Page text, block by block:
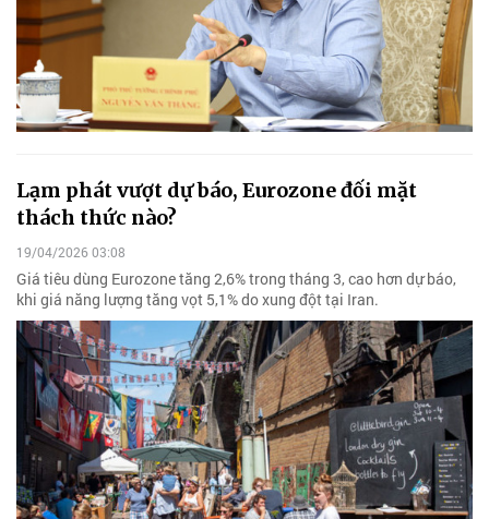
Lạm phát vượt dự báo, Eurozone đối mặt
thách thức nào?
19/04/2026 03:08
Giá tiêu dùng Eurozone tăng 2,6% trong tháng 3, cao hơn dự báo,
khi giá năng lượng tăng vọt 5,1% do xung đột tại Iran.